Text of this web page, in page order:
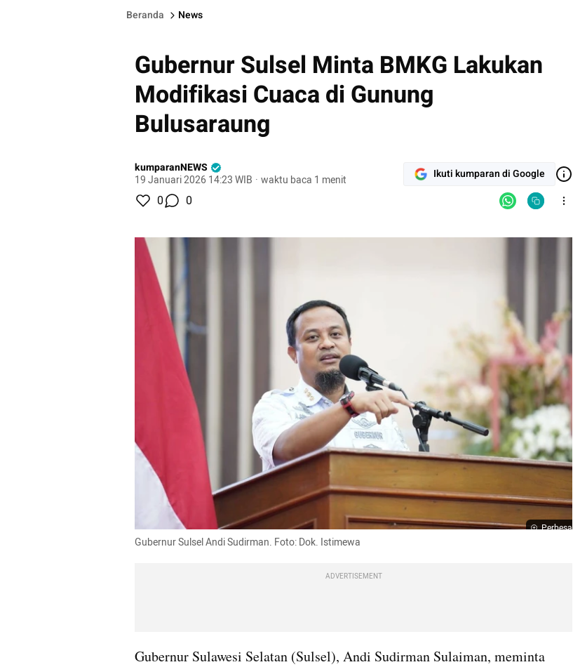
Beranda News
Gubernur Sulsel Minta BMKG Lakukan
Modifikasi Cuaca di Gunung
Bulusaraung
kumparanNEWS
19 Januari 2026 14:23 WIB · waktu baca 1 menit Ikuti kumparan di Google
0 0
Perbesar
Gubernur Sulsel Andi Sudirman. Foto: Dok. Istimewa
ADVERTISEMENT
Gubernur Sulawesi Selatan (Sulsel), Andi Sudirman Sulaiman, meminta